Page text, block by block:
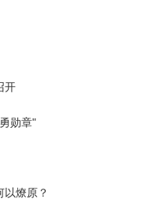
开
勋章"
燎原？